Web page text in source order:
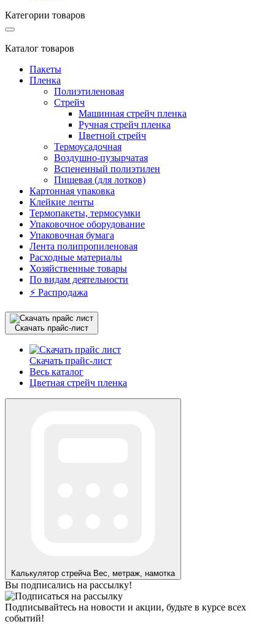
Категории товаров
Каталог товаров
Пакеты
Пленка
Полиэтиленовая
Стрейч
Машинная стрейч пленка
Ручная стрейч пленка
Цветной стрейч
Термоусадочная
Воздушно-пузырчатая
Вспененный полиэтилен
Пищевая (для лотков)
Картонная упаковка
Клейкие ленты
Термопакеты, термосумки
Упаковочное оборудование
Упаковочная бумага
Лента полипропиленовая
Расходные материалы
Хозяйственные товары
По видам деятельности
⚡️ Распродажа
Скачать прайс-лист
Скачать прайс-лист
Весь каталог
Цветная стрейч пленка
Калькулятор стрейча Вес, метраж, намотка
Вы подписались на рассылку!
Подписывайтесь на новости и акции, будьте в курсе всех
событий!